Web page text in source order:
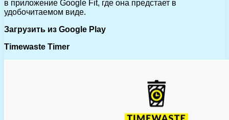
в приложение Google Fit, где она предстает в
удобочитаемом виде.
Загрузить из Google Play
Timewaste Timer